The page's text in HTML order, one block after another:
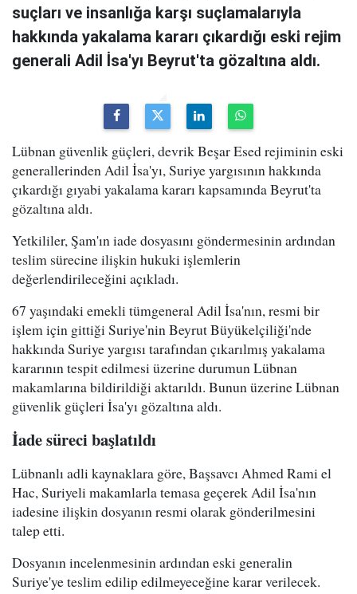
suçları ve insanlığa karşı suçlamalarıyla
hakkında yakalama kararı çıkardığı eski rejim
generali Adil İsa'yı Beyrut'ta gözaltına aldı.
Lübnan güvenlik güçleri, devrik Beşar Esed rejiminin eski
generallerinden Adil İsa'yı, Suriye yargısının hakkında
çıkardığı gıyabi yakalama kararı kapsamında Beyrut'ta
gözaltına aldı.
Yetkililer, Şam'ın iade dosyasını göndermesinin ardından
teslim sürecine ilişkin hukuki işlemlerin
değerlendirileceğini açıkladı.
67 yaşındaki emekli tümgeneral Adil İsa'nın, resmi bir
işlem için gittiği Suriye'nin Beyrut Büyükelçiliği'nde
hakkında Suriye yargısı tarafından çıkarılmış yakalama
kararının tespit edilmesi üzerine durumun Lübnan
makamlarına bildirildiği aktarıldı. Bunun üzerine Lübnan
güvenlik güçleri İsa'yı gözaltına aldı.
İade süreci başlatıldı
Lübnanlı adli kaynaklara göre, Başsavcı Ahmed Rami el
Hac, Suriyeli makamlarla temasa geçerek Adil İsa'nın
iadesine ilişkin dosyanın resmi olarak gönderilmesini
talep etti.
Dosyanın incelenmesinin ardından eski generalin
Suriye'ye teslim edilip edilmeyeceğine karar verilecek.